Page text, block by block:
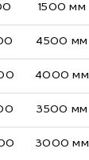
1500 мм
4500 мм
4000 мм
3500 мм
3000 мм